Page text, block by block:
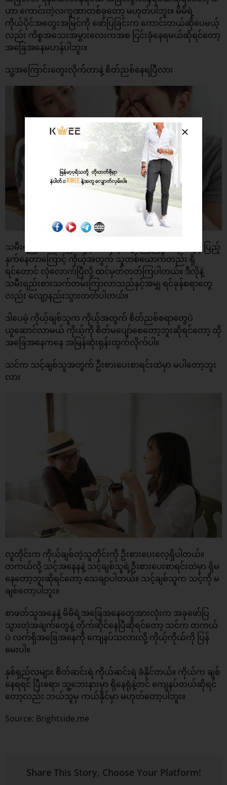
ဟာ ကောင်းတဲ့လက္ခဏာတစ်ခုတော့ မဟုတ်ပါဘူး။ မိမိရဲ့
ကိုယ်ပိုင်အတွေးအမြင်ကို ဖော်ပြခြင်းက ကောင်းတယ်ဆိုပေမယ့်
လည်း ကိစ္စအသေးအမွှားလေးကအစ ငြင်းခုံနေရမယ်ဆိုရင်တော့
အခြေအနေမဟန်ပါဘူး။
သူ့အကြောင်းတွေးလိုက်တာနဲ့ စိတ်ညစ်နေရပြီလား
သမီးရည်းစား စစဖြစ်တုန်းကဆိုရင် ချစ်ကြည်နူးစရာတွေနဲ့ ပြည့်
နှက်နေတာကြောင့် ကိုယ့်အတွက် သူတစ်ယောက်တည်း ရှိ
ရင်တောင် လုံလောက်ပြီလို့ ထင်မှတ်တတ်ကြပါတယ်။ ဒီလိုနဲ့
သမီးရည်းစားသက်တမ်းကြာလာသည်နှင့်အမျှ ရင်ခုန်စရာတွေ
လည်း လျော့နည်းသွားတတ်ပါတယ်။
ဒါပေမဲ့ ကိုယ့်ချစ်သူက ကိုယ့်အတွက် စိတ်ညစ်စရာတွေပဲ
ယူဆောင်လာမယ် ကိုယ့်ကို စိတ်မပျော်စေတော့ဘူးဆိုရင်တော့ ထို
အခြေအနေကနေ အမြန်ဆုံးရုန်းထွက်လိုက်ပါ။
သင်က သင့်ချစ်သူအတွက် ဦးစားပေးစာရင်းထဲမှာ မပါတော့ဘူး
လား
လူတိုင်းက ကိုယ်ချစ်တဲ့သူတိုင်းကို ဦးစားပေးလေ့ရှိပါတယ်။
တကယ်လို့ သင့်အနေနနဲ့ သင့်ချစ်သူရဲ့ဦးစားပေးစာရင်းထဲမှာ ရှိမ
နေတော့ဘူးဆိုရင်တော့ သေချာပါတယ်။ သင့်ချစ်သူက သင့်ကို မ
ချစ်တော့ပါဘူး။
စာဖတ်သူအနေနဲ့ မိမိရဲ့အခြေအနေတွေအားလုံးက အခုဖော်ပြ
သွားတဲ့အချက်တွေနဲ့ တိုက်ဆိုင်နေပြီဆိုရင်တော့ သင်က တကယ်
ပဲ လက်ရှိအခြေအနေကို ကျေနပ်သလားလို့ ကိုယ့်ကိုယ်ကို ပြန်
မေးပါ။
နှစ်ရှည်လများ စိတ်ဆင်းရဲ ကိုယ်ဆင်းရဲ ခံနိုင်တယ်။ ကိုယ်က ချစ်
နေရရင် ပြီးရော၊ သူ့ဘေးနားမှာ ရှိနေရုံနဲ့တင် ကျေနပ်တယ်ဆိုရင်
တော့လည်း ဘယ်သူမှ ကယ်နိုင်မှာ မဟုတ်တော့ပါဘူး။
Source: Brightside.me
Share This Story, Choose Your Platform!